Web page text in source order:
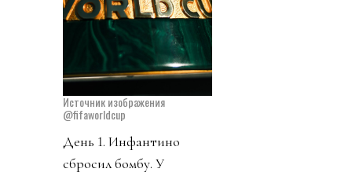
Источник изображения
@fifaworldcup
День 1. Инфантино
сбросил бомбу. У